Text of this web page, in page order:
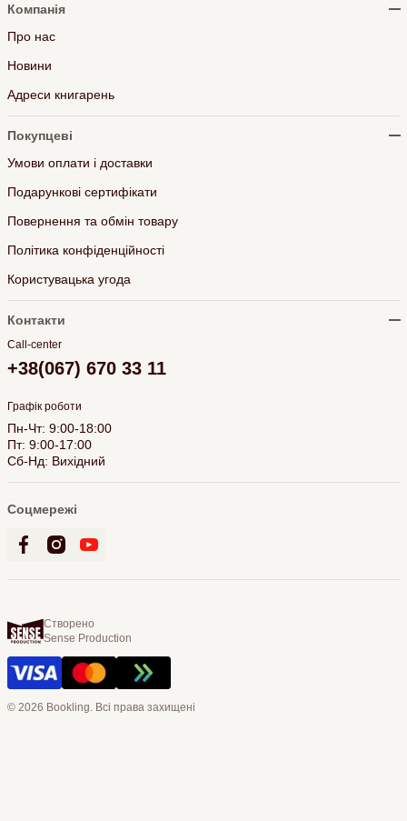
Компанія
Про нас
Новини
Адреси книгарень
Покупцеві
Умови оплати і доставки
Подарункові сертифікати
Повернення та обмін товару
Політика конфіденційності
Користувацька угода
Контакти
Call-center
+38(067) 670 33 11
Графік роботи
Пн-Чт: 9:00-18:00
Пт: 9:00-17:00
Сб-Нд: Вихідний
Соцмережі
Створено
Sense Production
© 2026 Bookling. Всі права захищені